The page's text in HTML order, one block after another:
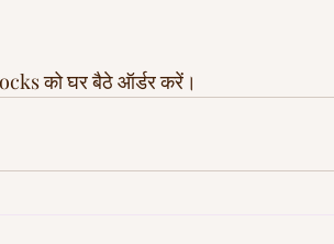
को घर बैठे ऑर्डर करें।